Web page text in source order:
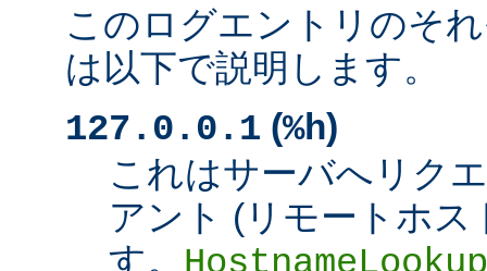
このログエントリのそ
は以下で説明します。
127.0.0.1 (%h)
これはサーバへリク
アント (リモートホ
す。